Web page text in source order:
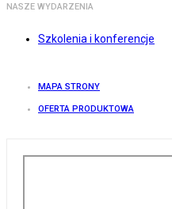
NASZE WYDARZENIA
Szkolenia i konferencje
MAPA STRONY
OFERTA PRODUKTOWA